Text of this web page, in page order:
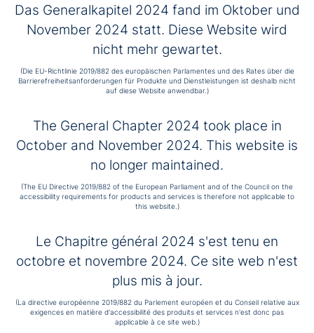
Wir glauben, dass es entscheidend ist, ein
Führungsmodell zu fördern, das im Einklang mit dem
Charisma praktiziert wird, das Mitverantwortung
widerspiegelt, das umgesetzt und evaluiert wird,
ohne unsere Essenz zu verlieren, und das Synergien
sowie einen größeren weltweiten Austausch von
Hospitalfamilie gestärkt wird, indem eine
gemeinsame Marke als globale Gesundheits- und
Sozialorganisation in den Augen der Gesellschaft
und eine gemeinsame Arbeitgebermarke in den
Augen von Studierenden und Angestellten
geschaffen wird, um Talente anzuziehen und zu
Erneuerung, indem wir die Ausbildung von Brüdern,
Mitarbeitern und Freiwilligen vertiefen, damit wir
zusammenarbeiten und transparent voranschreiten
können, geleitet vom Geist des heiligen Johannes
unserer Geschichte, unserer Kultur und unserer
charismatischen Identität bewusst sein und uns
Das Generalkapitel 2024 fand im Oktober und
November 2024 statt. Diese Website wird
nicht mehr gewartet.
(Die EU-Richtlinie 2019/882 des europäischen Parlamentes und des Rates über die
Barrierefreiheitsanforderungen für Produkte und Dienstleistungen ist deshalb nicht
auf diese Website anwendbar.)
The General Chapter 2024 took place in
October and November 2024. This website is
no longer maintained.
(The EU Directive 2019/882 of the European Parliament and of the Council on the
accessibility requirements for products and services is therefore not applicable to
this website.)
Le Chapitre général 2024 s'est tenu en
octobre et novembre 2024. Ce site web n'est
plus mis à jour.
(La directive européenne 2019/882 du Parlement européen et du Conseil relative aux
exigences en matière d'accessibilité des produits et services n'est donc pas
applicable à ce site web.)